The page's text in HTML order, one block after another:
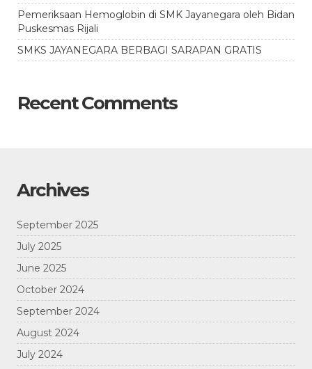
Pemeriksaan Hemoglobin di SMK Jayanegara oleh Bidan
Puskesmas Rijali
SMKS JAYANEGARA BERBAGI SARAPAN GRATIS
Recent Comments
Archives
September 2025
July 2025
June 2025
October 2024
September 2024
August 2024
July 2024